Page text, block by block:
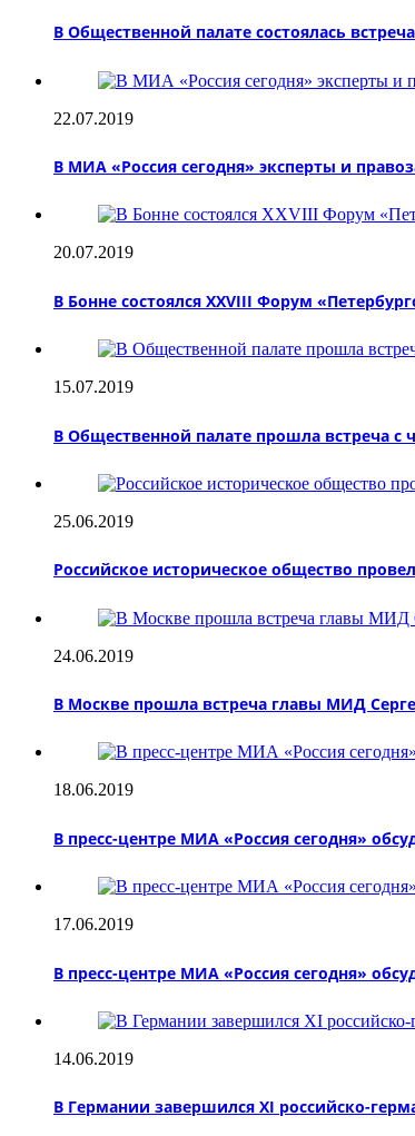
В Общественной палате состоялась
22.07.2019
В МИА «Россия сегодня» эксперты и
20.07.2019
В Бонне состоялся XXVIII Форум
15.07.2019
В Общественной палате прошла встреча
25.06.2019
Российское историческое общество
24.06.2019
В Москве прошла встреча главы МИД
18.06.2019
В пресс-центре МИА «Россия сегодня»
17.06.2019
В пресс-центре МИА «Россия сегодня»
14.06.2019
В Германии завершился XI российско-